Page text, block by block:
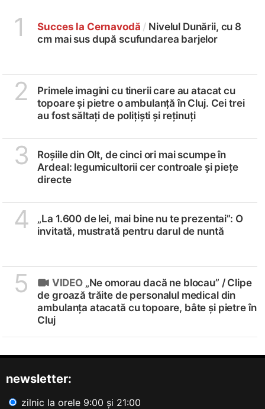
1 Succes la Cernavodă / Nivelul Dunării, cu 8
cm mai sus după scufundarea barjelor
2
Primele imagini cu tinerii care au atacat cu
topoare și pietre o ambulanță în Cluj. Cei trei
au fost săltați de polițiști și reținuți
3
Roșiile din Olt, de cinci ori mai scumpe în
Ardeal: legumicultorii cer controale și piețe
directe
4
„La 1.600 de lei, mai bine nu te prezentai”: O
invitată, mustrată pentru darul de nuntă
5 VIDEO„Ne omorau dacă ne blocau” /Clipe
de groază trăite de personalul medical din
ambulanța atacată cu topoare, bâte și pietre în
Cluj
newsletter:
zilnic la orele 9:00 și 21:00